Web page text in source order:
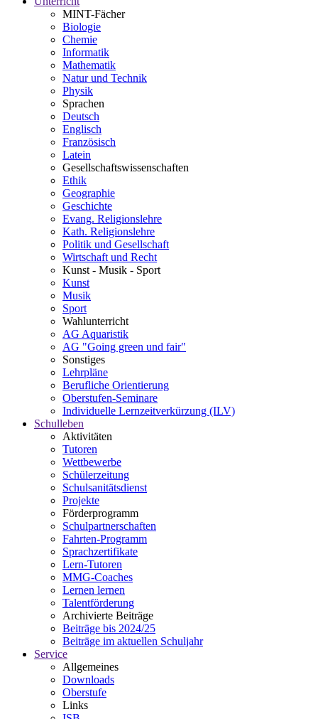
MINT-Fächer
Biologie
Chemie
Informatik
Mathematik
Natur und Technik
Physik
Sprachen
Deutsch
Englisch
Französisch
Latein
Gesellschaftswissenschaften
Ethik
Geographie
Geschichte
Evang. Religionslehre
Kath. Religionslehre
Politik und Gesellschaft
Wirtschaft und Recht
Kunst - Musik - Sport
Kunst
Musik
Sport
Wahlunterricht
AG Aquaristik
AG "Going green und fair"
Sonstiges
Lehrpläne
Berufliche Orientierung
Oberstufen-Seminare
Individuelle Lernzeitverkürzung (ILV)
Schulleben
Aktivitäten
Tutoren
Wettbewerbe
Schülerzeitung
Schulsanitätsdienst
Projekte
Förderprogramm
Schulpartnerschaften
Fahrten-Programm
Sprachzertifikate
Lern-Tutoren
MMG-Coaches
Lernen lernen
Talentförderung
Archivierte Beiträge
Beiträge bis 2024/25
Beiträge im aktuellen Schuljahr
Service
Allgemeines
Downloads
Oberstufe
Links